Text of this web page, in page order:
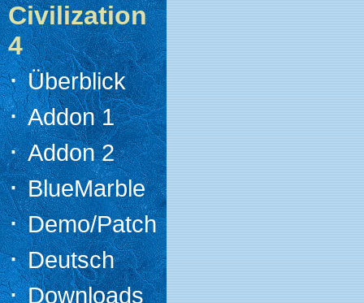
Civilization
4
·Überblick
·Addon 1
·Addon 2
·BlueMarble
·Demo/Patch
·Deutsch
·Downloads